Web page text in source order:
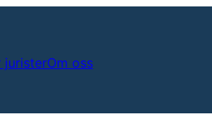
juristerOm oss